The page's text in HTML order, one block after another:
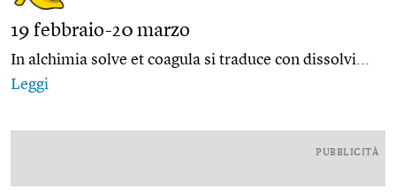
19 febbraio-20 marzo
In alchimia solve et coagula si traduce con dissolvi...
Leggi
PUBBLICITÀ